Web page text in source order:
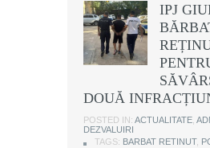
IPJ
DOUĂ
POSTED IN: ACTUALITATE
DEZVALUIRI
TAGS: BARBAT RETINUT,